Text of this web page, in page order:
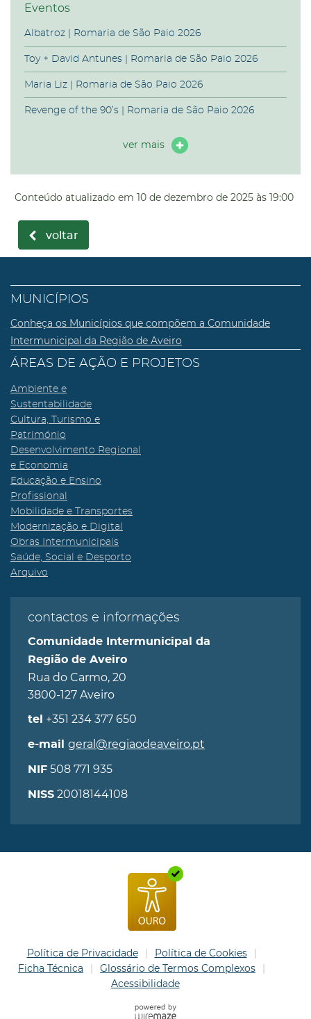
Eventos
Albatroz | Romaria de São Paio 2026
Toy + David Antunes | Romaria de São Paio 2026
Maria Liz | Romaria de São Paio 2026
Revenge of the 90’s | Romaria de São Paio 2026
ver mais
Conteúdo atualizado em 10 de dezembro de 2025 às 19:00
voltar
MUNICÍPIOS
Conheça os Municípios que compõem a Comunidade
Intermunicipal da Região de Aveiro
ÁREAS DE AÇÃO E PROJETOS
Ambiente e
Sustentabilidade
Cultura, Turismo e
Património
Desenvolvimento Regional
e Economia
Educação e Ensino
Profissional
Mobilidade e Transportes
Modernização e Digital
Obras Intermunicipais
Saúde, Social e Desporto
Arquivo
contactos e informações
Comunidade Intermunicipal da
Região de Aveiro
Rua do Carmo, 20
3800-127 Aveiro
tel +351 234 377 650
e-mail geral@regiaodeaveiro.pt
NIF 508 771 935
NISS 20018144108
Política de Privacidade
Política de Cookies
Ficha Técnica
Glossário de Termos Complexos
Acessibilidade